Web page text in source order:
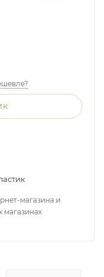
магазина и
магазинах